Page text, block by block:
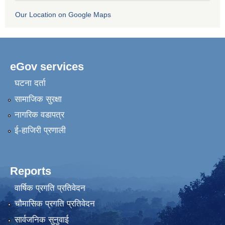
Our Location on Google Maps
eGov services
घटना दर्ता
सामाजिक सुरक्षा
नागरिक वडापत्र
ई-हाजिरी प्रणाली
Reports
वार्षिक प्रगति प्रतिवेदन
चौमासिक प्रगति प्रतिवेदन
सार्वजनिक सुनुवाई